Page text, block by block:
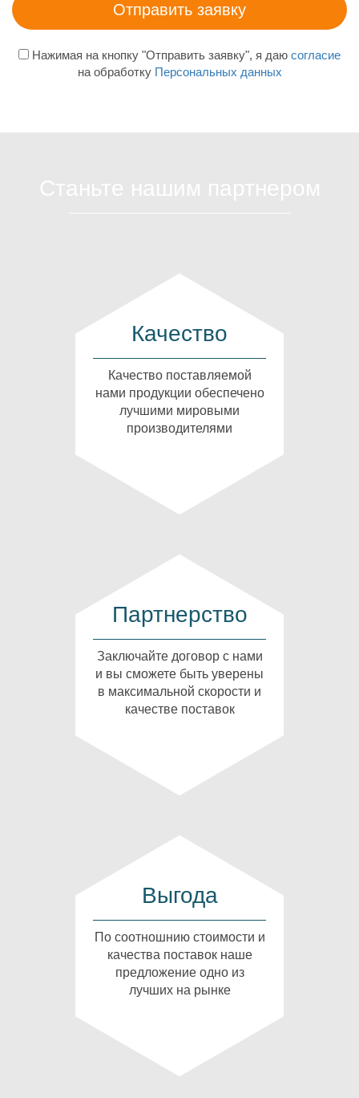
Нажимая на кнопку "Отправить заявку", я даю согласие
на обработку Персональных данных
Качество
Качество поставляемой
нами продукции обеспечено
лучшими мировыми
производителями
Партнерство
Заключайте договор с нами
и вы сможете быть уверены
в максимальной скорости и
качестве поставок
Выгода
По соотношнию стоимости и
качества поставок наше
предложение одно из
лучших на рынке